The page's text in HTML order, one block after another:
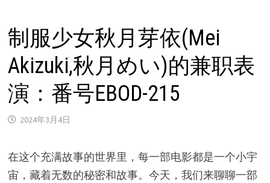
制服少女秋月芽依(Mei
Akizuki,秋月めい)的兼职表
演：番号EBOD-215
2024年3月4日
在这个充满故事的世界里，每一部电影都是一个小宇
宙，藏着无数的秘密和故事。今天，我们来聊聊一部